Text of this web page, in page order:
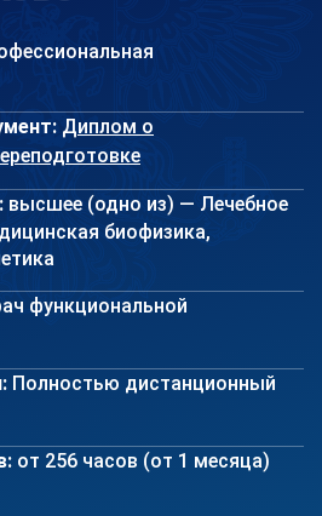
Диплом о
высшее (одно из) — Лечебное
биофизика,
функциональной
Полностью дистанционный
от 256 часов (от 1 месяца)